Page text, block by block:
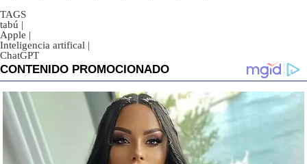
TAGS
tabú |
Apple |
Inteligencia artifical |
ChatGPT